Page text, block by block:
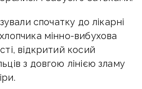
спочатку до лікарні
мінно-вибухова
відкритий косий
з довгою лінією зламу